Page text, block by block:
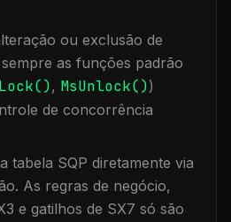
ou exclusão de
as funções padrão
, MsUnlock())
de concorrência
tabela SQP diretamente via
As regras de negócio,
e gatilhos de SX7 só são